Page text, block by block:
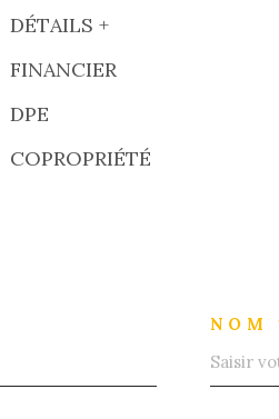
DÉTAILS +
FINANCIER
DPE
COPROPRIÉTÉ
NOM